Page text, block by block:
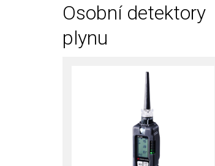
Osobní detektory
plynu